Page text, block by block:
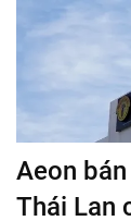
Aeon
Thái Lan